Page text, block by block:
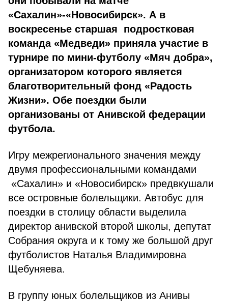
«Сахалин»-«Новосибирск». А в
воскресенье старшая подростковая
команда «Медведи» приняла участие в
турнире по мини-футболу «Мяч добра»,
организатором которого является
благотворительный фонд «Радость
Жизни». Обе поездки были
организованы от Анивской федерации
футбола.
Игру межрегионального значения между
двумя профессиональными командами
«Сахалин» и «Новосибирск» предвкушали
все островные болельщики. Автобус для
поездки в столицу области выделила
директор анивской второй школы, депутат
Собрания округа и к тому же большой друг
футболистов Наталья Владимировна
В группу юных болельщиков из Анивы